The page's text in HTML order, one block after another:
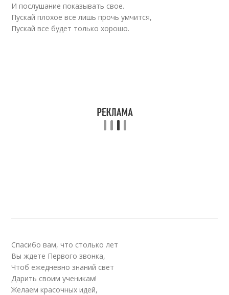
И послушание показывать свое.
Пускай плохое все лишь прочь умчится,
Пускай все будет только хорошо.
Спасибо вам, что столько лет
Вы ждете Первого звонка,
Чтоб ежедневно знаний свет
Дарить своим ученикам!
Желаем красочных идей,